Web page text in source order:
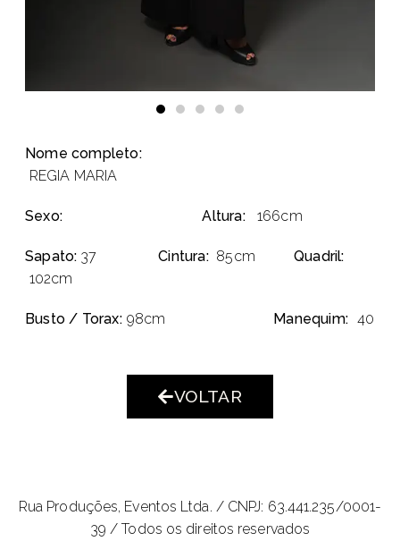
Nome completo:
REGIA MARIA
Sexo: Altura: 166cm
Sapato: 37 Cintura: 85cm
Quadril:
102cm
Busto / Torax: 98cm Manequim: 40
VOLTAR
Rua Produções, Eventos Ltda. / CNPJ: 63.441.235/0001-
39 / Todos os direitos reservados